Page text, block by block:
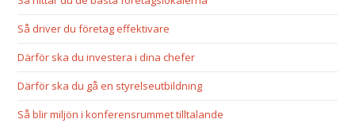
Så driver du företag effektivare
Därför ska du investera i dina chefer
Därför ska du gå en styrelseutbildning
Så blir miljön i konferensrummet tilltalande